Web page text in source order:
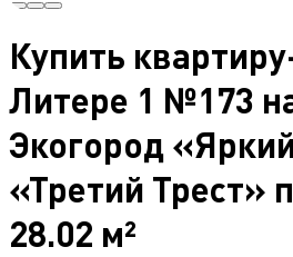
Купить
Литере 1 №173
Экогород
«Третий Трест»
28.02 м²